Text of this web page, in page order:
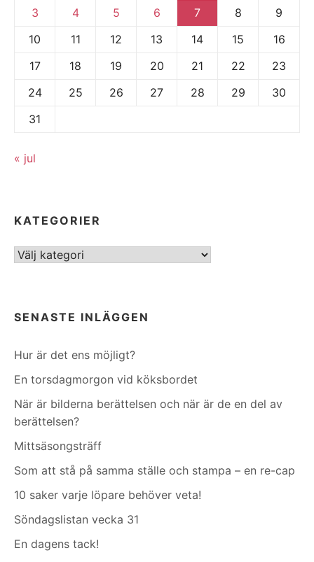
3
4 5 6 7 8
9
10
11 12 13 14 15
16
17
18 19 20 21 22
23
24
25 26 27 28 29
30
31
« jul
KATEGORIER
Kategorier
SENASTE INLÄGGEN
Hur är det ens möjligt?
En torsdagmorgon vid köksbordet
När är bilderna berättelsen och när är de en del av
berättelsen?
Mittsäsongsträff
Som att stå på samma ställe och stampa – en re-cap
10 saker varje löpare behöver veta!
Söndagslistan vecka 31
En dagens tack!